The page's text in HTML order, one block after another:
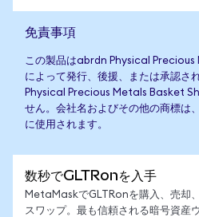
免責事項
この製品はabrdn Physical
によって発行、後援、または承認さ
Physical Precious Metals Basket
せん。会社名およびその他の商標は
に使用されます。
数秒でGLTRonを入手
MetaMaskでGLTRonを購入、売却、
スワップ。最も信頼される暗号資産